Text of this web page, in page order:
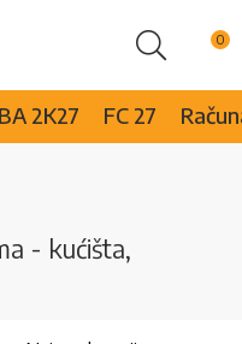
Pretraži
Skip
Content
2K27 FC 27
- kućišta,